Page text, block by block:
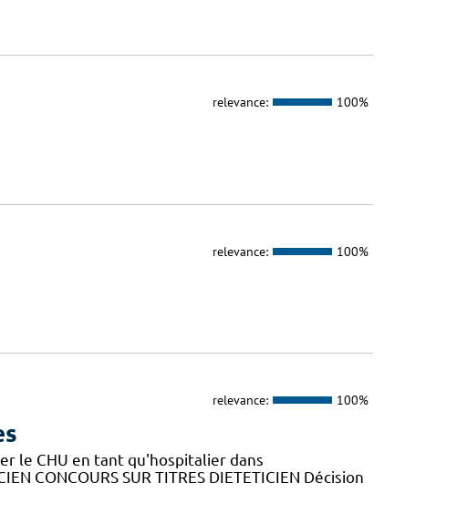
relevance: 100%
relevance: 100%
relevance: 100%
le CHU en tant qu'hospitalier dans
CONCOURS SUR TITRES DIETETICIEN Décision